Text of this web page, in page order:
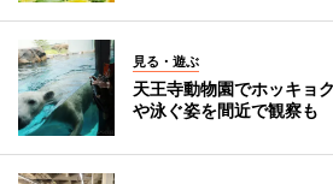
見る・遊ぶ
天王寺動物園でホッキョ
や泳ぐ姿を間近で観察も